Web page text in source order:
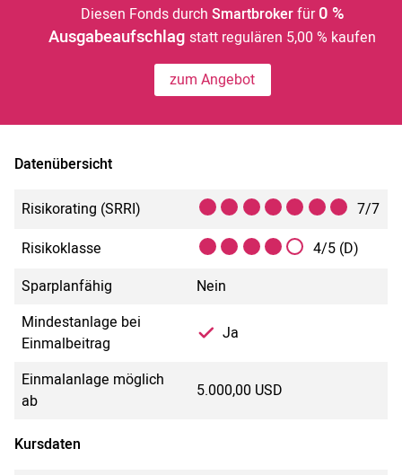
Diesen Fonds durch Smartbrokerfür 0 %
Ausgabeaufschlagstatt regulären 5,00 % kaufen
zum Angebot
Datenübersicht
Risikorating (SRRI)
7/7
Risikoklasse
4/5 (D)
Sparplanfähig
Nein
Mindestanlage bei
Einmalbeitrag
Ja
Einmalanlage möglich
ab
5.000,00 USD
Kursdaten